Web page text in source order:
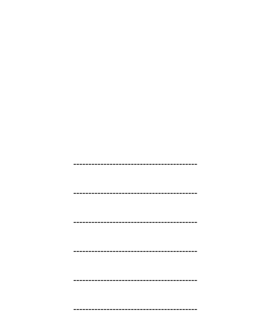
-----------------------------------------
-----------------------------------------
-----------------------------------------
-----------------------------------------
-----------------------------------------
-----------------------------------------